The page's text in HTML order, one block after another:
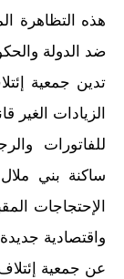
هذه التظاهرة
ضد الدولة
تدين جمعية
الزيادات الغير
للفاتورات
ساكنة بني
الإحتجاجات
واقتصادية
عن جمعية